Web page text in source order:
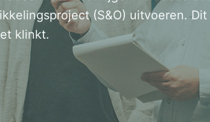
(S&O) uitvoeren.
klinkt.